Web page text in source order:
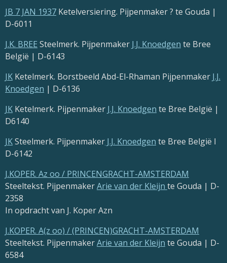
JB 7 JAN 1937 Ketelversiering. Pijpenmaker ? te Gouda |
D-6011
J.K. BREE Steelmerk. Pijpenmaker J.J. Knoedgen te Bree
België | D-6143
JK Ketelmerk. Borstbeeld Abd-El-Rhaman Pijpenmaker J.J.
Knoedgen | D-6136
JK Ketelmerk. Pijpenmaker J.J. Knoedgen te Bree België |
D6140
JKSteelmerk. Pijpenmaker J.J. Knoedgen te Bree België I
D-6142
J.KOPER. Az oo / PRINCENGRACHT-AMSTERDAM
Steeltekst. PijpenmakerArie van der Kleijn te Gouda | D-
2358
In opdracht van J. Koper Azn
J.KOPER. A(z oo) / (PRINCEN)GRACHT-AMSTERDAM
Steeltekst. PijpenmakerArie van der Kleijn te Gouda | D-
6584